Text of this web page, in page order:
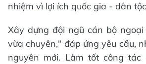
nhiệm vì lợi ích quốc gia - dân
Xây dựng đội ngũ cán bộ
vừa chuyên," đáp ứng yêu cầu,
nguyên mới. Làm tốt công tác